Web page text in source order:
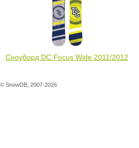
Сноуборд DC Focus Wide 2011/2012
© SnowDB, 2007-2026